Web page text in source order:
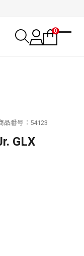
0
品番号 54123
GLX